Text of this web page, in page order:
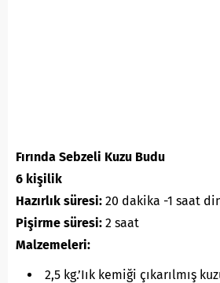
Fırında Sebzeli Kuzu Budu
6 kişilik
Hazırlık süresi: 20 dakika -1 saat
Pişirme süresi: 2 saat
Malzemeleri:
2,5 kg.’Iık kemiği çıkarılmış